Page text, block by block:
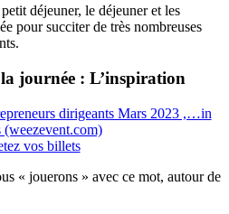
déjeuner, le déjeuner et les
pour succiter de très nombreuses
journée : L’inspiration
dirigeants Mars 2023 ,…in
(weezevent.com)
vos billets
« jouerons » avec ce mot, autour de